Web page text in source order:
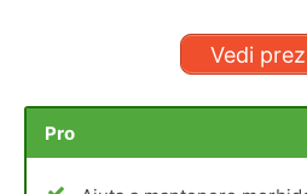
Vedi
Pro